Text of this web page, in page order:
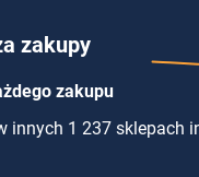
zakupy
zakupu
innych 1 237 sklepach